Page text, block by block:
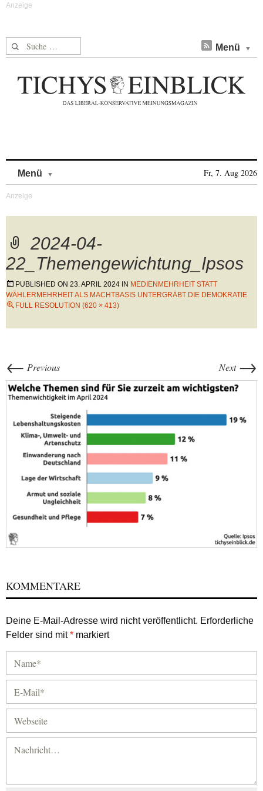
Suche nach: Menü
Menü Fr, 7. Aug 2026
2024-04-
22_Themengewichtung_Ipsos
PUBLISHED ON 23. APRIL 2024 IN MEDIENMEHRHEIT STATT
WÄHLERMEHRHEIT ALS MACHTBASIS UNTERGRÄBT DIE DEMOKRATIE
FULL RESOLUTION (620 × 413)
← Previous Next →
KOMMENTARE
Deine E-Mail-Adresse wird nicht veröffentlicht. Erforderliche
Felder sind mit* markiert